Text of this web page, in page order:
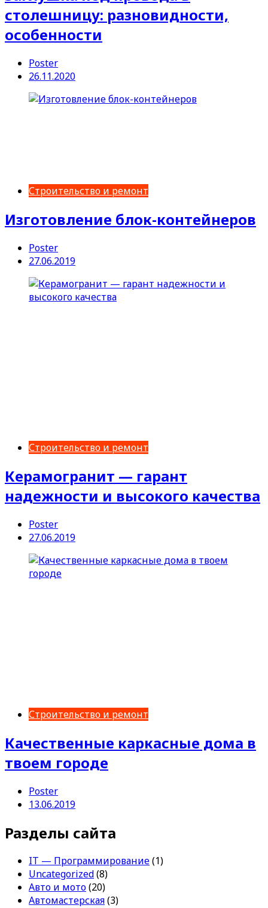
столешницу: разновидности,
особенности
Poster
26.11.2020
Строительство и ремонт
Изготовление блок-контейнеров
Poster
27.06.2019
Строительство и ремонт
Керамогранит — гарант
надежности и высокого качества
Poster
27.06.2019
Строительство и ремонт
Качественные каркасные дома в
твоем городе
Poster
13.06.2019
Разделы сайта
IT — Программирование(1)
Uncategorized(8)
Авто и мото(20)
Автомастерская(3)